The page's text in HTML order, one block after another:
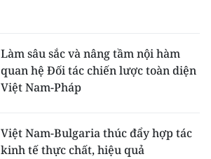
Làm sâu sắc và nâng tầm nội hàm
quan hệ Đối tác chiến lược toàn diện
Việt Nam-Pháp
Việt Nam-Bulgaria thúc đẩy hợp tác
kinh tế thực chất, hiệu quả